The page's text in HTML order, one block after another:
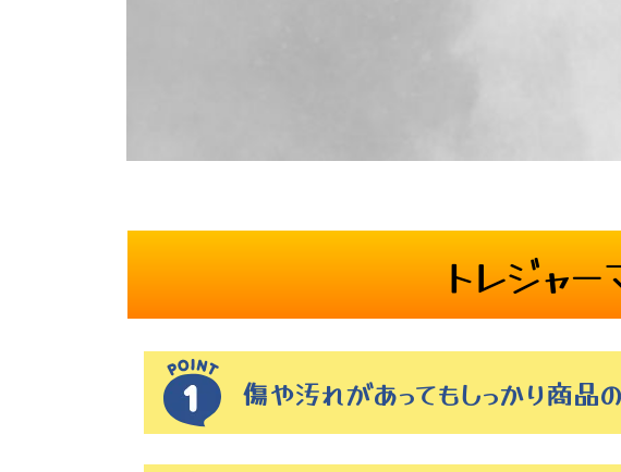
トレジャ
傷や汚れがあってもしっかり商